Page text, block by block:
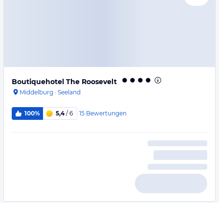
Boutiquehotel The Roosevelt
Middelburg · Seeland
100% 5,4/ 6 15 Bewertungen